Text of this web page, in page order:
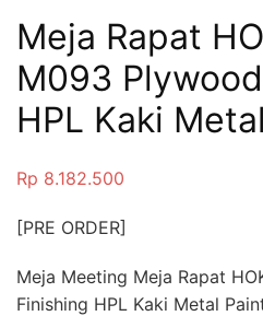
Meja Rapat
M093
HPL Kaki
Rp 8.182.500
[PRE ORDER]
Meja Meeting Meja Rapat
Finishing HPL Kaki Metal